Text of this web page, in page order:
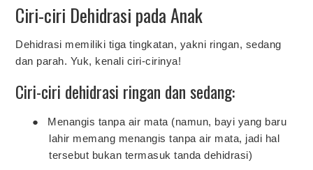
Ciri-ciri Dehidrasi pada Anak
Dehidrasi memiliki tiga tingkatan, yakni ringan, sedang
dan parah. Yuk, kenali ciri-cirinya!
Ciri-ciri dehidrasi ringan dan sedang:
●
Menangis tanpa air mata (namun, bayi yang baru
lahir memang menangis tanpa air mata, jadi hal
tersebut bukan termasuk tanda dehidrasi)